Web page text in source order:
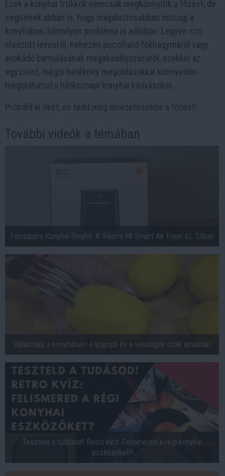
Ezek a konyhai trükkök nemcsak megkönnyítik a főzést, de
segítenek abban is, hogy magabiztosabban mozogj a
konyhában, bármilyen probléma is adódjon. Legyen szó
elsózott levesről, nehezen pucolható fokhagymáról vagy
avokádó barnulásának megakadályozásáról, ezekkel az
egyszerű, mégis hatékony megoldásokkal könnyedén
megoldhatod a hétköznapi konyhai kihívásokat.
Próbáld ki őket, és tedd még élvezetesebbé a főzést!
További videók a témában
Forradalmi Konyhai Segítő: A Xiaomi Mi Smart Air Fryer 6L Titkai!
Villástrükk a konyhában! 4 krumpli és a vendégek csak ámulnak!
Teszteld a tudásod! Retro kvíz: Felismered a régi konyhai
eszközöket?